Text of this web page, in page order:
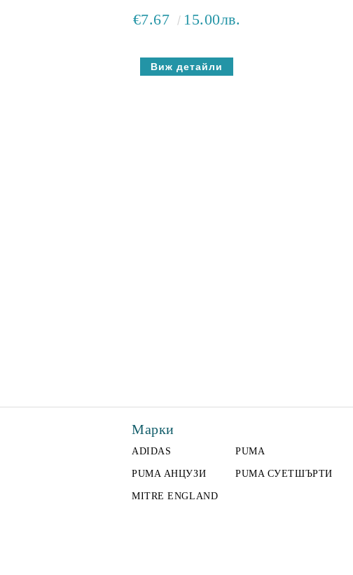
€7.67 15.00лв.
Виж детайли
Марки
ADIDAS PUMA
PUMA АНЦУЗИ PUMA СУЕТШЪРТИ
MITRE ENGLAND